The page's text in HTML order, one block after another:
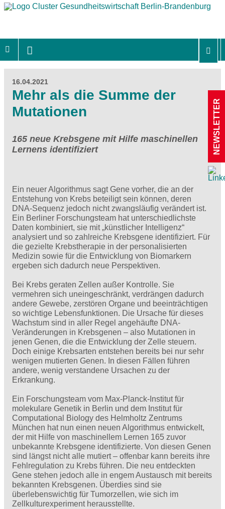
16.04.2021
Mehr als die Summe der
Mutationen
165 neue Krebsgene mit Hilfe maschinellen
Lernens identifiziert
Ein neuer Algorithmus sagt Gene vorher, die an der
Entstehung von Krebs beteiligt sein können, deren
DNA-Sequenz jedoch nicht zwangsläufig verändert ist.
Ein Berliner Forschungsteam hat unterschiedlichste
Daten kombiniert, sie mit „künstlicher Intelligenz“
analysiert und so zahlreiche Krebsgene identifiziert. Für
die gezielte Krebstherapie in der personalisierten
Medizin sowie für die Entwicklung von Biomarkern
ergeben sich dadurch neue Perspektiven.
Bei Krebs geraten Zellen außer Kontrolle. Sie
vermehren sich uneingeschränkt, verdrängen dadurch
andere Gewebe, zerstören Organe und beeinträchtigen
so wichtige Lebensfunktionen. Die Ursache für dieses
Wachstum sind in aller Regel angehäufte DNA-
Veränderungen in Krebsgenen – also Mutationen in
jenen Genen, die die Entwicklung der Zelle steuern.
Doch einige Krebsarten entstehen bereits bei nur sehr
wenigen mutierten Genen. In diesen Fällen führen
andere, wenig verstandene Ursachen zu der
Erkrankung.
Ein Forschungsteam vom Max-Planck-Institut für
molekulare Genetik in Berlin und dem Institut für
Computational Biology des Helmholtz Zentrums
München hat nun einen neuen Algorithmus entwickelt,
der mit Hilfe von maschinellem Lernen 165 zuvor
unbekannte Krebsgene identifizierte. Von diesen Genen
sind längst nicht alle mutiert – offenbar kann bereits ihre
Fehlregulation zu Krebs führen. Die neu entdeckten
Gene stehen jedoch alle in engem Austausch mit bereits
bekannten Krebsgenen. Überdies sind sie
überlebenswichtig für Tumorzellen, wie sich im
Zellkulturexperiment herausstellte.
NEWSLETTER